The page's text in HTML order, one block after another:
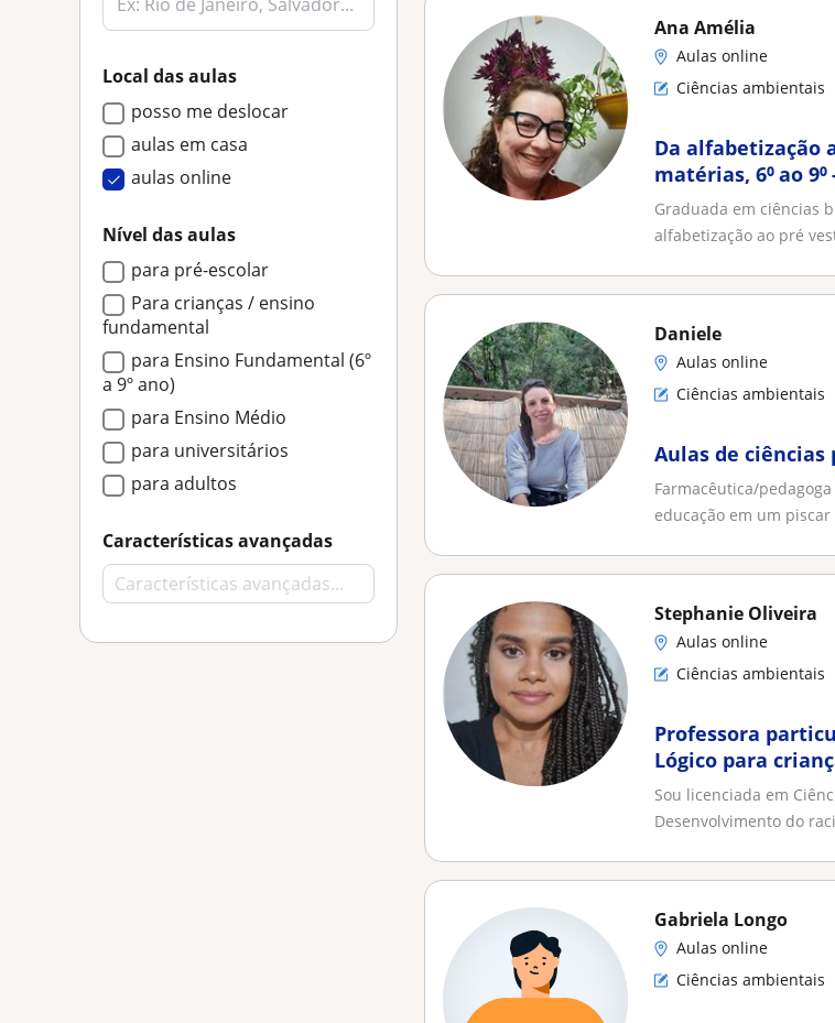
Local das aulas
posso me deslocar
aulas em casa
aulas online
Nível das aulas
para pré-escolar
Para crianças / ensino
fundamental
para Ensino Fundamental (6º
a 9º ano)
para Ensino Médio
para universitários
para adultos
Características avançadas
Ana Amélia
Aulas online
Ciências ambientais
Da alfabetização
matérias, 6⁰ ao
vestibular -
Graduada em ciências
alfabetização ao pré
Daniele
Aulas online
Ciências ambientais
Aulas de
Farmacêutica/
educação em um
Stephanie Oliveira
Aulas online
Ciências ambientais
Professora
Lógico para
Sou licenciada em
Desenvolvimento do
Gabriela Longo
Aulas online
Ciências ambientais